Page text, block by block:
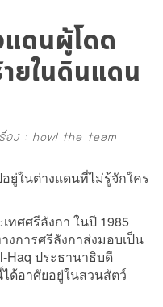
ดนผู้โดด
ยในดินแดน
อง : howl the team
ยู่ในต่างแดนที่ไม่รู้จักใคร
เทศศรีลังกา ในปี 1985
งการศรีลังกาส่งมอบเป็น
Haq ประธานาธิบดี
ด้อาศัยอยู่ในสวนสัตว์